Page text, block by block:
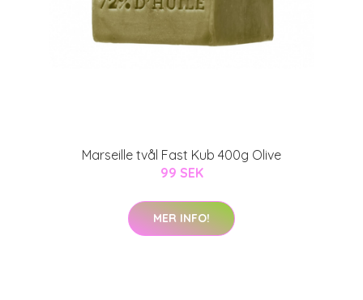
Marseille tvål Fast Kub 400g Olive
99 SEK
MER INFO!